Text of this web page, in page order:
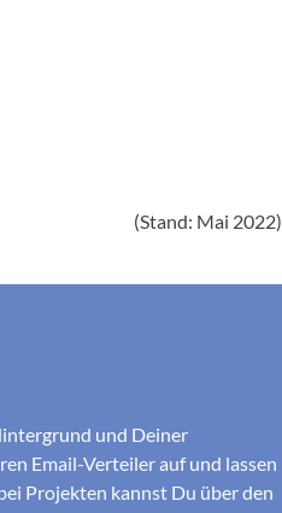
(Stand: Mai 2022)
und Deiner
Email-Verteiler auf und lassen
Projekten kannst Du über den